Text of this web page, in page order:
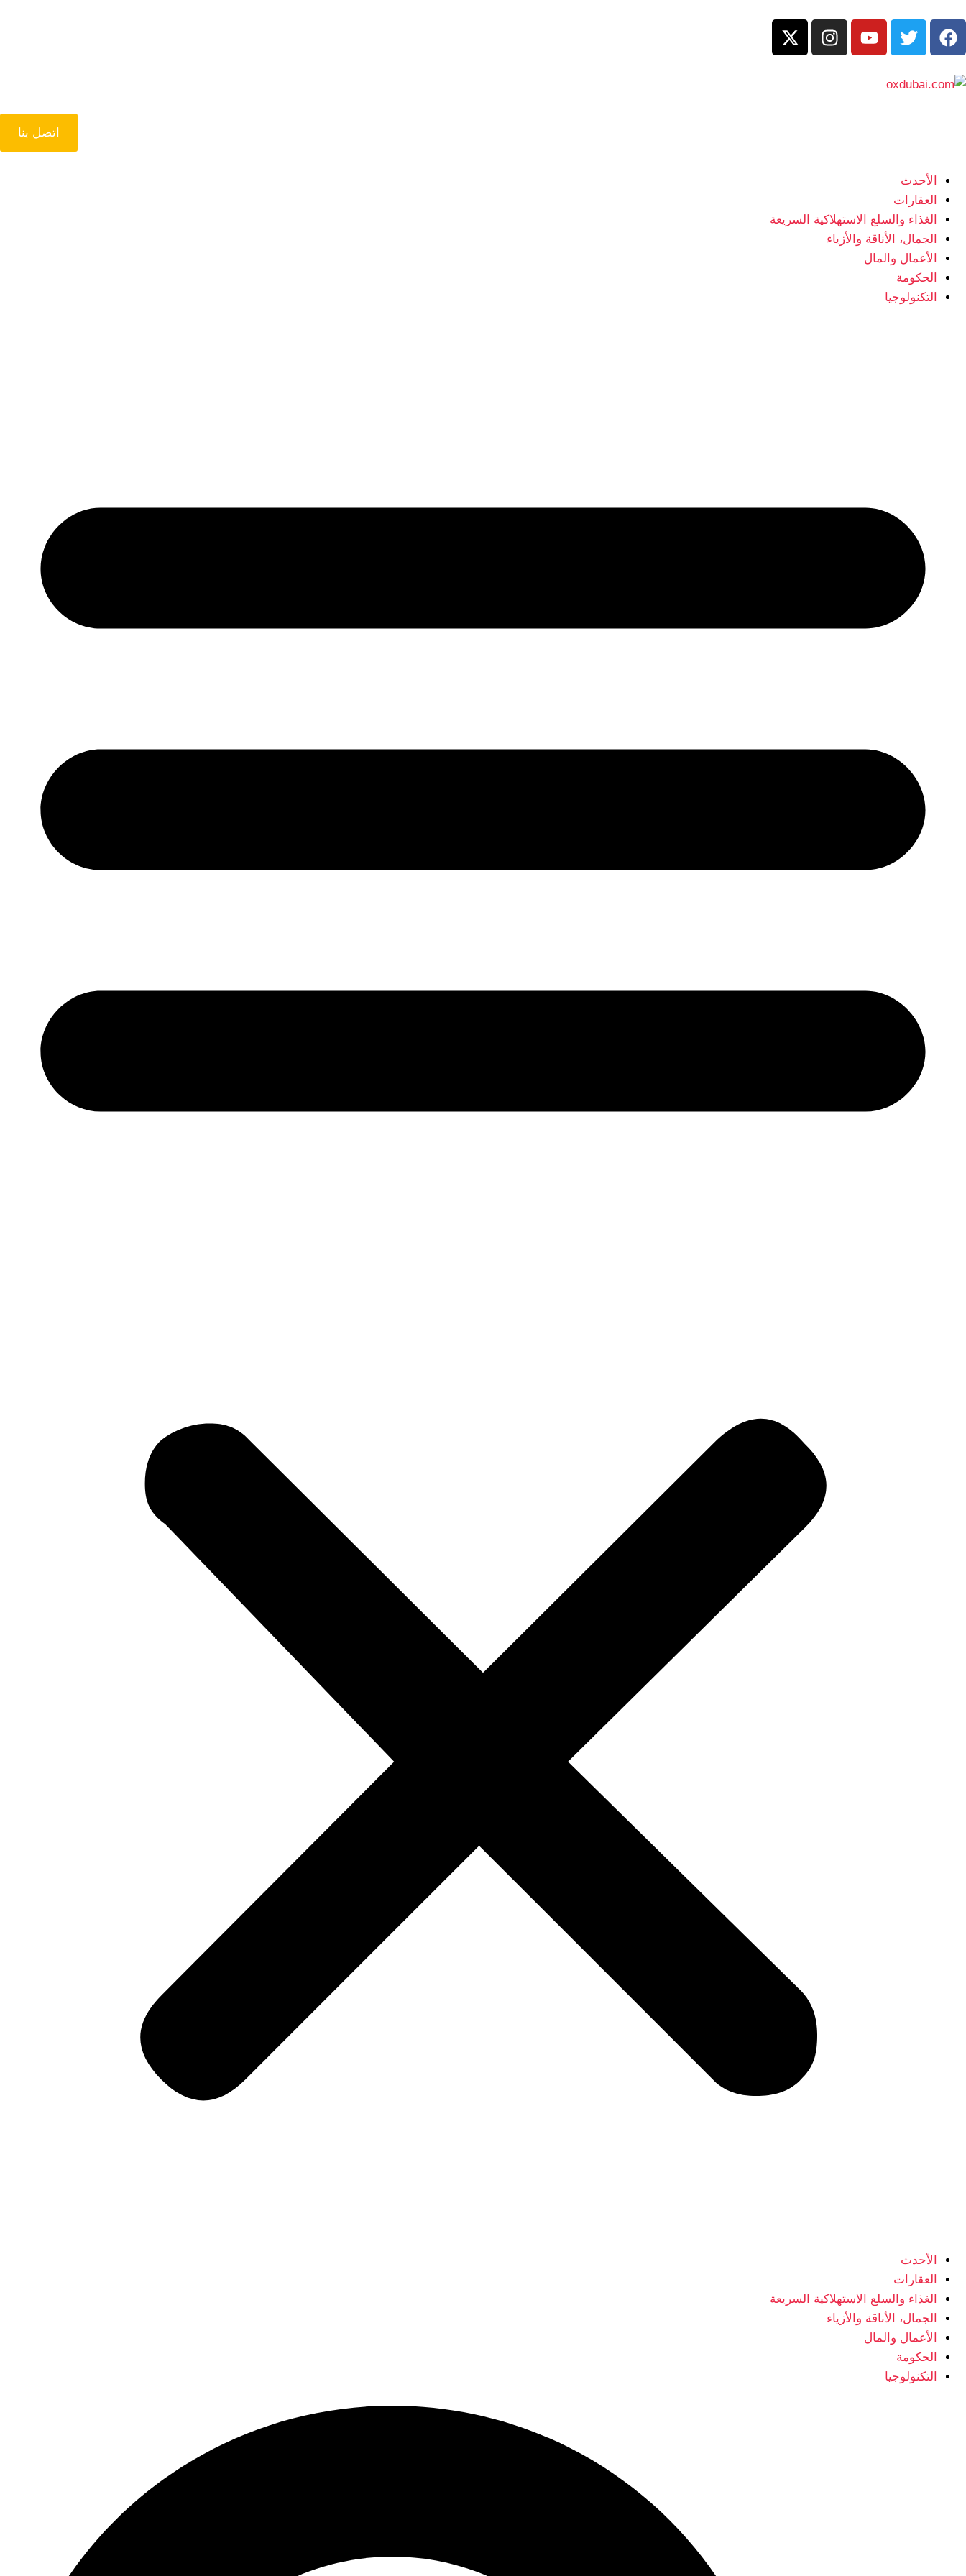
اتصل بنا
الأحدث
العقارات
الغذاء والسلع الاستهلاكية السريعة
الجمال، الأناقة والأزياء
الأعمال والمال
الحكومة
التكنولوجيا
الأحدث
العقارات
الغذاء والسلع الاستهلاكية السريعة
الجمال، الأناقة والأزياء
الأعمال والمال
الحكومة
التكنولوجيا